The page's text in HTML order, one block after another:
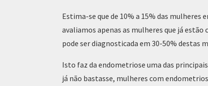
Estima-se que de 10% a 15% das
avaliamos apenas as mulheres que já
pode ser diagnosticada em 30-50% destas
Isto faz da endometriose uma das
já não bastasse, mulheres com